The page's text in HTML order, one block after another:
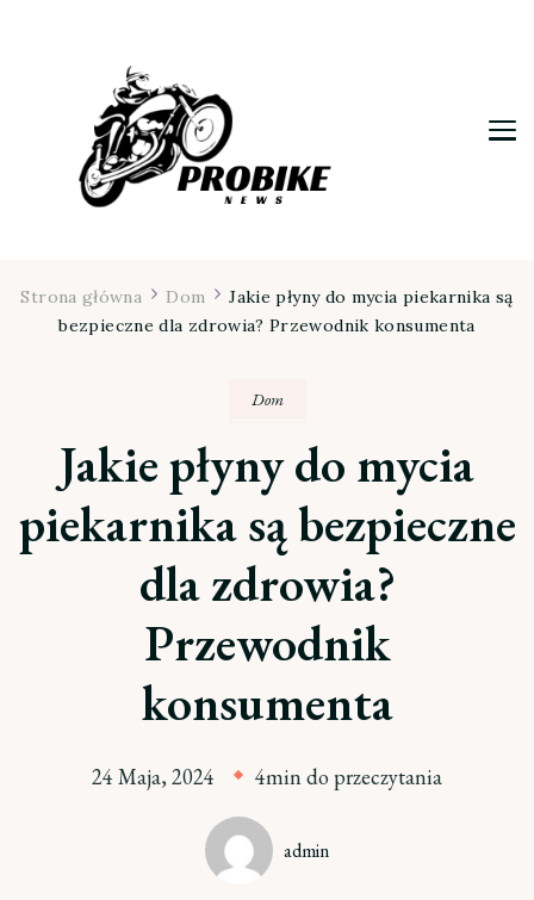
Strona główna Dom
Jakie płyny do mycia piekarnika są
bezpieczne dla zdrowia? Przewodnik konsumenta
Dom
Jakie płyny do mycia
piekarnika są bezpieczne
dla zdrowia?
Przewodnik
konsumenta
24 Maja, 2024 4min do przeczytania
admin